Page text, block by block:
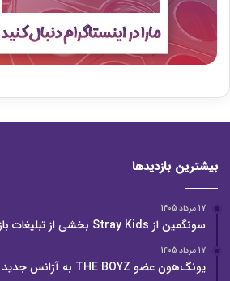
بیشترین بازدیدها
17 مرداد 1405
سونگمین از Stray Kids بخشی از تبلیغات بازگشت را از دست می‌دهد
17 مرداد 1405
یونگ‌هون عضو THE BOYZ به آژانس جدید پیوست